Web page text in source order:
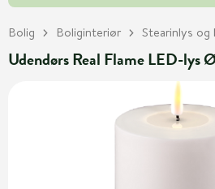
Bolig Boliginteriør Stearinlys og
Udendørs Real Flame LED-lys